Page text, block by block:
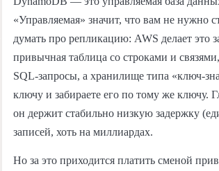
«Управляемая» значит, что вам не нужно
думать про репликацию: AWS делает это
привычная таблица со строками и
SQL-запросы, а хранилище типа «ключ-
ключу и забираете его по тому же ключу.
он держит стабильно низкую задержку
записей, хоть на миллиардах.
Но за это приходится платить сменой